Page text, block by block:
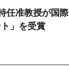
任准教授が国際
」を受賞